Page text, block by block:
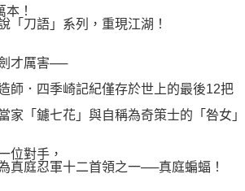
未經同意申辦者引起之損失，本公司不負相關責
付」時，將依據個別帳號之用戶狀況，依本公司即
度；若仍有額度不足之情形，本公司將視審查結果
號或使用他人資訊註冊。若發現惡意使用之情形，
有權停止該用戶之使用額度並採取法律行動。
含以上)免運費
！
「刀語」系列，重現江湖！
才厲害──
師．四季崎記紀僅存於世上的最後12把
家「鑢七花」與自稱為奇策士的「咎女」
位對手，
真庭忍軍十二首領之一──真庭蝙蝠！